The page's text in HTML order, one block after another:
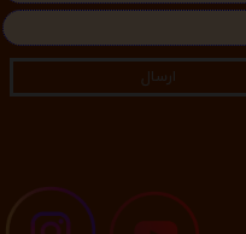
ارسال